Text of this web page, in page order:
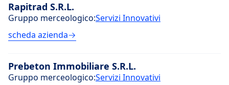
Rapitrad S.R.L.
Gruppo merceologico:Servizi Innovativi
scheda azienda
Prebeton Immobiliare S.R.L.
Gruppo merceologico:Servizi Innovativi